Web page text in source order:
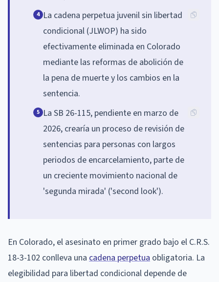
4 La cadena perpetua juvenil sin libertad
condicional (JLWOP) ha sido
efectivamente eliminada en Colorado
mediante las reformas de abolición de
la pena de muerte y los cambios en la
sentencia.
5 La SB 26-115, pendiente en marzo de
2026, crearía un proceso de revisión de
sentencias para personas con largos
periodos de encarcelamiento, parte de
un creciente movimiento nacional de
'segunda mirada' ('second look').
En Colorado, el asesinato en primer grado bajo el C.R.S.
18-3-102 conlleva una cadena perpetua obligatoria. La
elegibilidad para libertad condicional depende de